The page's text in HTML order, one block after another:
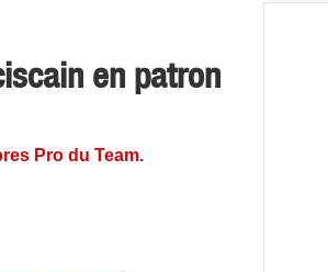
en patron
Pro du Team.